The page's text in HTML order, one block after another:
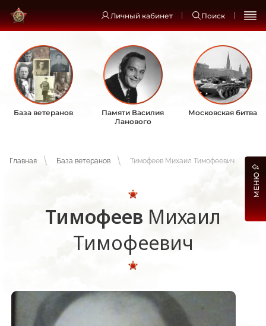
Личный кабинет Поиск
База ветеранов
Памяти Василия
Ланового
Московская битва
Главная База ветеранов Тимофеев Михаил Тимофеевич
Тимофеев Михаил
Тимофеевич
МЕНЮ